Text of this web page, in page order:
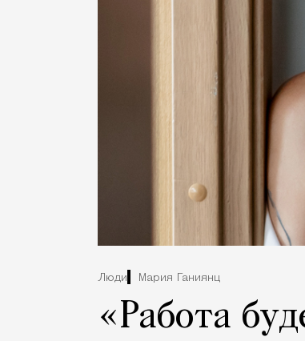
Люди Мария Ганиянц
«Работа